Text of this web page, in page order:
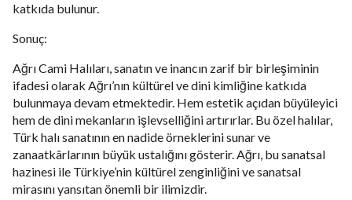
katkıda bulunur.
Sonuç:
Ağrı Cami Halıları, sanatın ve inancın zarif bir birleşiminin
ifadesi olarak Ağrı’nın kültürel ve dini kimliğine katkıda
bulunmaya devam etmektedir. Hem estetik açıdan büyüleyici
hem de dini mekanların işlevselliğini artırırlar. Bu özel halılar,
Türk halı sanatının en nadide örneklerini sunar ve
zanaatkârlarının büyük ustalığını gösterir. Ağrı, bu sanatsal
hazinesi ile Türkiye’nin kültürel zenginliğini ve sanatsal
mirasını yansıtan önemli bir ilimizdir.